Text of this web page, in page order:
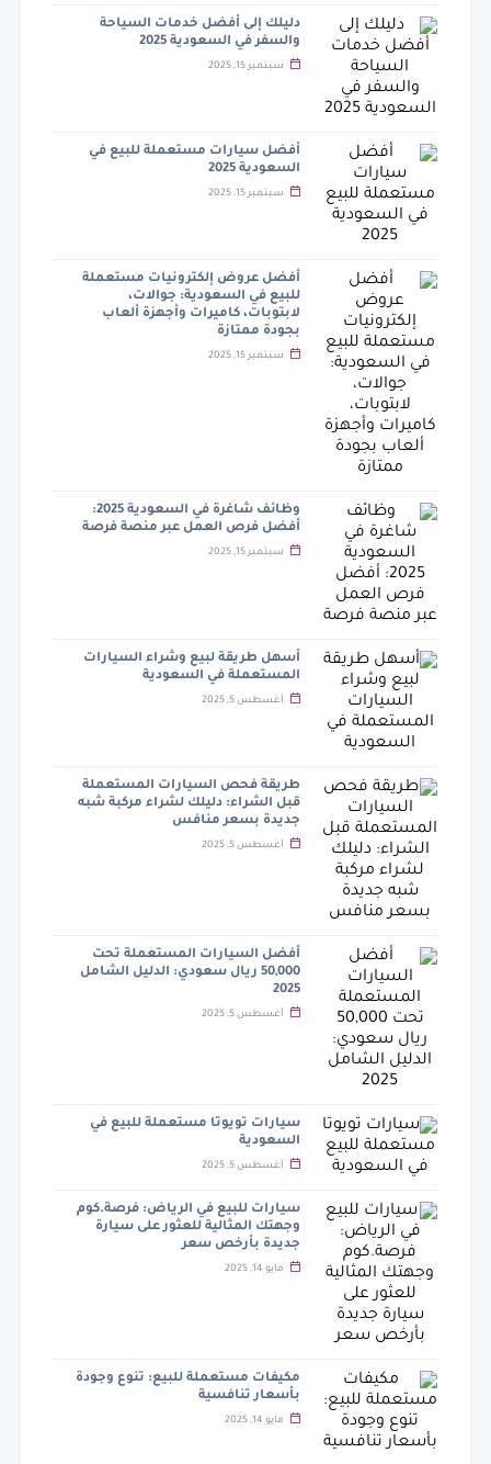
دليلك إلى أفضل خدمات السياحة
والسفر في السعودية 2025
سبتمبر 15, 2025
أفضل سيارات مستعملة للبيع في
السعودية 2025
سبتمبر 15, 2025
أفضل عروض إلكترونيات مستعملة
للبيع في السعودية: جوالات،
لابتوبات، كاميرات وأجهزة ألعاب
بجودة ممتازة
سبتمبر 15, 2025
وظائف شاغرة في السعودية 2025:
أفضل فرص العمل عبر منصة فرصة
سبتمبر 15, 2025
أسهل طريقة لبيع وشراء السيارات
المستعملة في السعودية
أغسطس 5, 2025
طريقة فحص السيارات المستعملة
قبل الشراء: دليلك لشراء مركبة شبه
جديدة بسعر منافس
أغسطس 5, 2025
أفضل السيارات المستعملة تحت
50,000 ريال سعودي: الدليل الشامل
2025
أغسطس 5, 2025
سيارات تويوتا مستعملة للبيع في
السعودية
أغسطس 5, 2025
سيارات للبيع في الرياض: فرصة.كوم
وجهتك المثالية للعثور على سيارة
جديدة بأرخص سعر
مايو 14, 2025
مكيفات مستعملة للبيع: تنوع وجودة
بأسعار تنافسية
مايو 14, 2025